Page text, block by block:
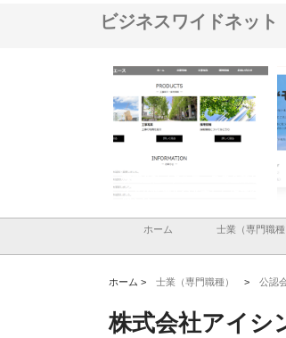
ビジネスワイドネット
イトが提供する充実した情報内
ホーム 士業（専門職種
ホーム > 士業（専門職種） > 公認
株式会社アイシ